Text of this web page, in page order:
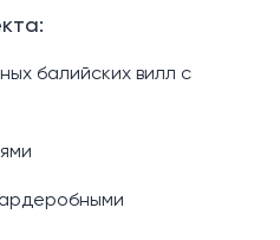
балийских вилл с